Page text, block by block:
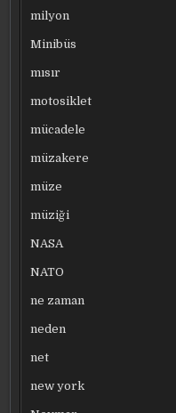
milyon
Minibüs
mısır
motosiklet
mücadele
müzakere
müze
müziği
NASA
NATO
ne zaman
neden
net
new york